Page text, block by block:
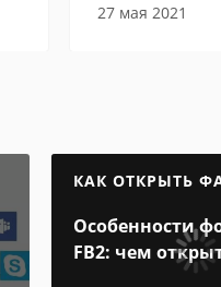
27 мая 2021
КАК ОТКРЫТЬ
Особенности
FB2: чем
электронной